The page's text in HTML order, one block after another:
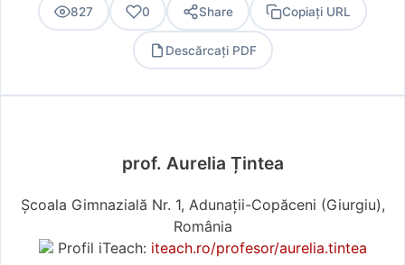
827 0 Share Copiați URL
Descărcați PDF
prof. Aurelia Țintea
Școala Gimnazială Nr. 1, Adunații-Copăceni (Giurgiu),
România
Profil iTeach: iteach.ro/profesor/aurelia.tintea